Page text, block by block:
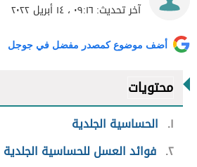
آخر تحديث: ٠٩:١٦ ، ١٤ أبريل ٢٠٢٢
أضف موضوع كمصدر مفضل في جوجل
محتويات
١
الحساسية الجلدية
٢ فوائد العسل للحساسية الجلدية